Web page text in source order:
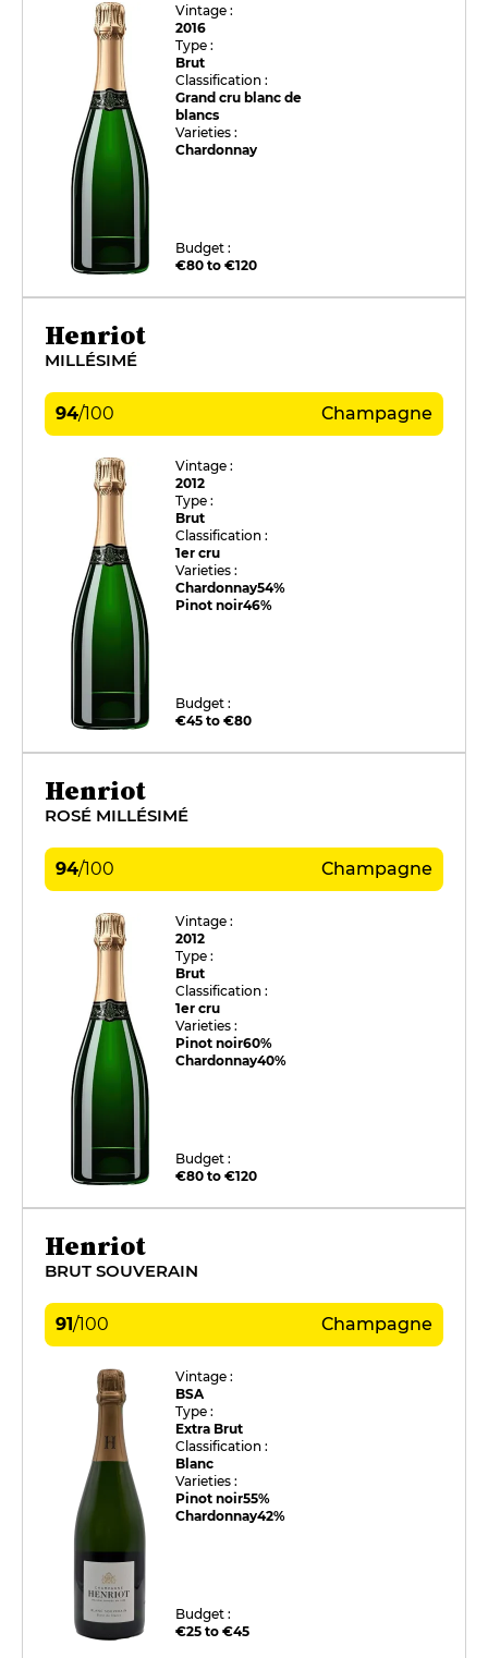
Vintage :
2016
Type :
Brut
Classification :
Grand cru blanc de
blancs
Varieties :
Chardonnay
Budget :
€80 to €120
Henriot
MILLÉSIMÉ
94/100 Champagne
Vintage :
2012
Type :
Brut
Classification :
1er cru
Varieties :
Chardonnay54%
Pinot noir46%
Budget :
€45 to €80
Henriot
ROSÉ MILLÉSIMÉ
94/100 Champagne
Vintage :
2012
Type :
Brut
Classification :
1er cru
Varieties :
Pinot noir60%
Chardonnay40%
Budget :
€80 to €120
Henriot
BRUT SOUVERAIN
91/100 Champagne
Vintage :
BSA
Type :
Extra Brut
Classification :
Blanc
Varieties :
Pinot noir55%
Chardonnay42%
Budget :
€25 to €45